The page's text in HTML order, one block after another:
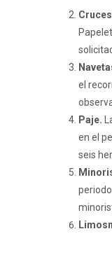
el
Paje.
en el
seis